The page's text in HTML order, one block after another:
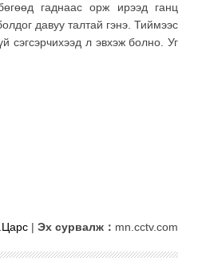
гаднаас орж ирээд ганц
давуу талтай гэнэ. Тиймээс
сэгсэрчихээд л эвхэж болно. Уг
| Эх сурвалж： mn.cctv.com